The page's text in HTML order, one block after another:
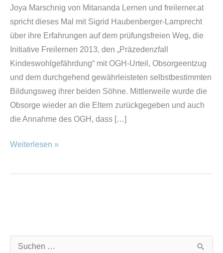
Joya Marschnig von Mitananda Lernen und freilerner.at
spricht dieses Mal mit Sigrid Haubenberger-Lamprecht
über ihre Erfahrungen auf dem prüfungsfreien Weg, die
Initiative Freilernen 2013, den „Präzedenzfall
Kindeswohlgefährdung“ mit OGH-Urteil, Obsorgeentzug
und dem durchgehend gewährleisteten selbstbestimmten
Bildungsweg ihrer beiden Söhne. Mittlerweile wurde die
Obsorge wieder an die Eltern zurückgegeben und auch
die Annahme des OGH, dass […]
Weiterlesen »